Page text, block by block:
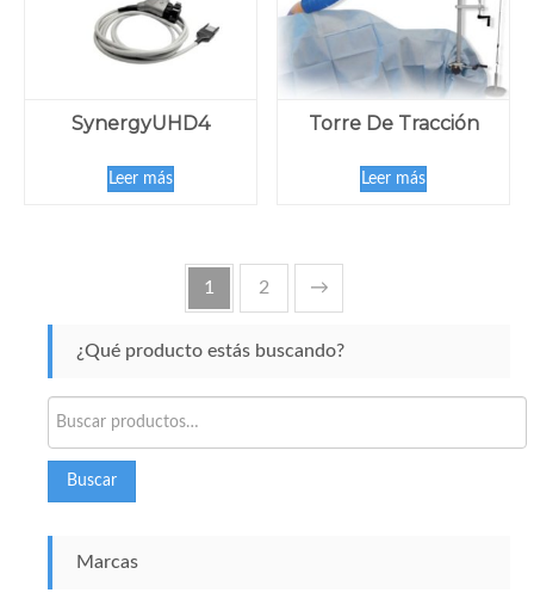
SynergyUHD4
Leer más
Torre De Tracción
Leer más
1 2 →
¿Qué producto estás buscando?
por:
Buscar
Marcas